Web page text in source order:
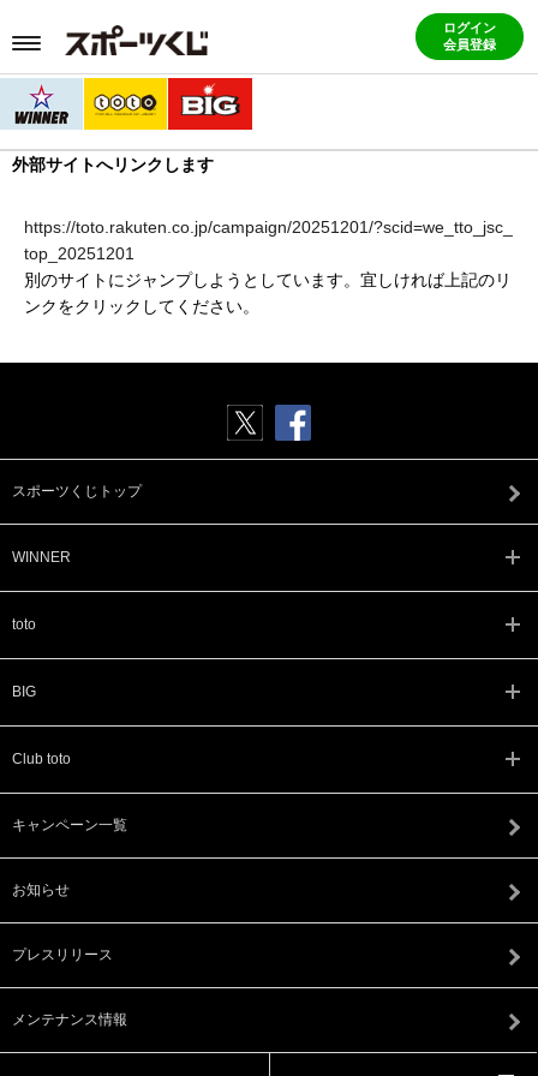
ログイン
会員登録
外部サイトへリンクします
https://toto.rakuten.co.jp/campaign/20251201/?scid=we_tto_jsc_
top_20251201
別のサイトにジャンプしようとしています。宜しければ上記のリ
ンクをクリックしてください。
スポーツくじトップ
WINNER
toto
BIG
Club toto
キャンペーン一覧
お知らせ
プレスリリース
メンテナンス情報